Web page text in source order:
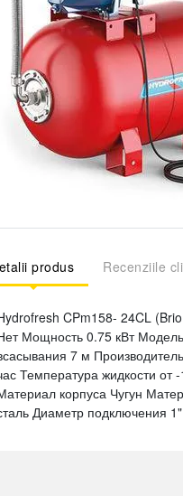
produs Recenziile
CPm158- 24CL
Мощность 0.75 кВт
7 м
Температура жидкости
корпуса Чугун
Диаметр подключения 1"